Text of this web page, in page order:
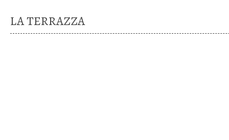
LA TERRAZZA